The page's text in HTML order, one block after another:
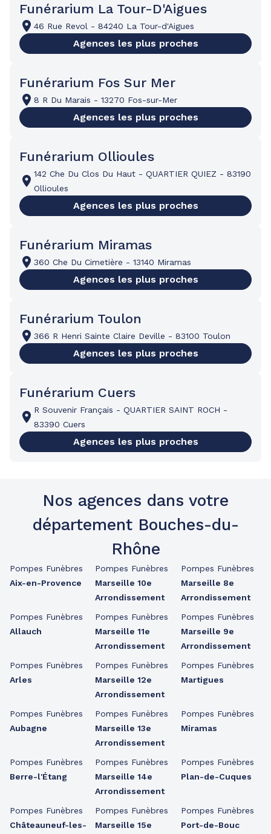
Funérarium La Tour-D'Aigues
46 Rue Revol - 84240 La Tour-d'Aigues
Agences les plus proches
Funérarium Fos Sur Mer
8 R Du Marais - 13270 Fos-sur-Mer
Agences les plus proches
Funérarium Ollioules
142 Che Du Clos Du Haut - QUARTIER QUIEZ - 83190
Ollioules
Agences les plus proches
Funérarium Miramas
360 Che Du Cimetière - 13140 Miramas
Agences les plus proches
Funérarium Toulon
366 R Henri Sainte Claire Deville - 83100 Toulon
Agences les plus proches
Funérarium Cuers
R Souvenir Français - QUARTIER SAINT ROCH -
83390 Cuers
Agences les plus proches
Nos agences dans votre
département Bouches-du-
Rhône
Pompes Funèbres
Aix-en-Provence
Pompes Funèbres
Allauch
Pompes Funèbres
Arles
Pompes Funèbres
Aubagne
Pompes Funèbres
Berre-l'Étang
Pompes Funèbres
Châteauneuf-les-
Pompes Funèbres
Marseille 10e
Arrondissement
Pompes Funèbres
Marseille 11e
Arrondissement
Pompes Funèbres
Marseille 12e
Arrondissement
Pompes Funèbres
Marseille 13e
Arrondissement
Pompes Funèbres
Marseille 14e
Arrondissement
Pompes Funèbres
Marseille 15e
Pompes Funèbres
Marseille 8e
Arrondissement
Pompes Funèbres
Marseille 9e
Arrondissement
Pompes Funèbres
Martigues
Pompes Funèbres
Miramas
Pompes Funèbres
Plan-de-Cuques
Pompes Funèbres
Port-de-Bouc